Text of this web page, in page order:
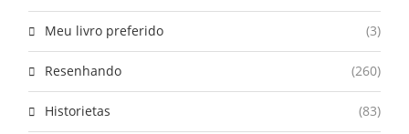
Meu livro preferido (3)
Resenhando (260)
Historietas (83)